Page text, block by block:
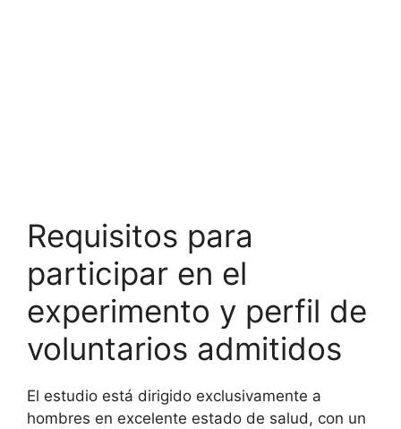
Requisitos para
participar en el
experimento y perfil de
voluntarios admitidos
El estudio está dirigido exclusivamente a
hombres en excelente estado de salud, con un